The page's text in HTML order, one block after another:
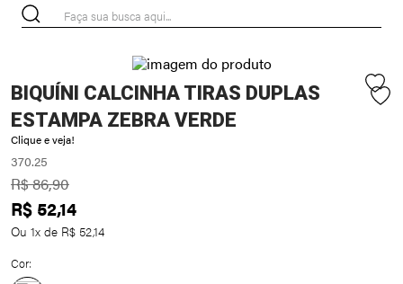
Faça sua busca aqui...
BIQUÍNI CALCINHA TIRAS DUPLAS
ESTAMPA ZEBRA VERDE
Clique e veja!
370.25
R$86,90
R$ 52,14
Ou 1x de R$ 52,14
Cor: